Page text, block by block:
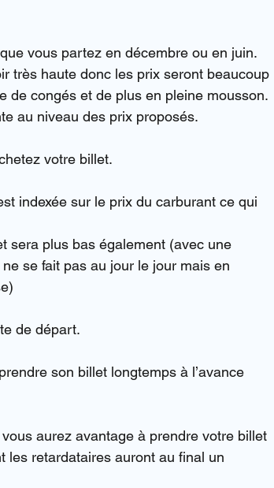
vous partez en décembre ou en juin.
très haute donc les prix seront beaucoup
de congés et de plus en pleine mousson.
au niveau des prix proposés.
votre billet.
indexée sur le prix du carburant ce qui
sera plus bas également (avec une
se fait pas au jour le jour mais en
de départ.
son billet longtemps à l’avance
aurez avantage à prendre votre billet
les retardataires auront au final un